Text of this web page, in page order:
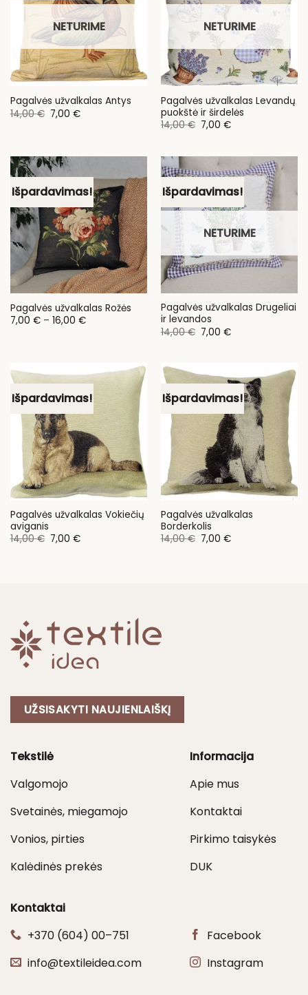
NETURIME
Pagalvės užvalkalas Antys
14,00€ Original
price
7,00 €Current
NETURIME
Pagalvės užvalkalas Levandų
puokštė ir širdelės
14,00€ Original
price
7,00 €Current
Išpardavimas!
Pagalvės užvalkalas Rožės
7,00 € – 16,00 €Price
Išpardavimas!
NETURIME
Pagalvės užvalkalas Drugeliai
ir levandos
14,00€ Original
price
7,00 €Current
Išpardavimas!
Pagalvės užvalkalas Vokiečių
aviganis
14,00€ Original
price
7,00 €Current
Išpardavimas!
Pagalvės užvalkalas
Borderkolis
14,00€ Original
price
7,00 €Current
UŽSISAKYTI NAUJIENLAIŠKĮ
Tekstilė
Valgomojo
Svetainės, miegamojo
Vonios, pirties
Kalėdinės prekės
Informacija
Apie mus
Kontaktai
Pirkimo taisykės
DUK
Kontaktai
+370 (604) 00–751
info@textileidea.com
Facebook
Instagram